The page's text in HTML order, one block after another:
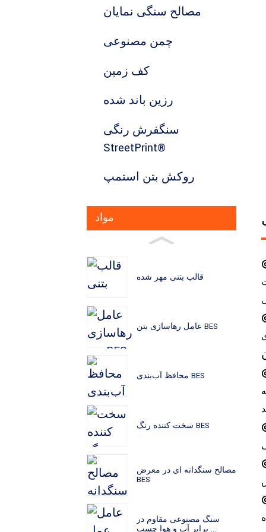
مصالح سنگی نمایان
چمن مصنوعی
کف زمین
رزین باند شده
سنگفرش رنگی
StreetPrint®
روکش بتن استمپ
مواد
قالب بتنی مهر شده
عامل رهاسازی بتن BES
محافظ آب‌بندی BES
سخت کننده رنگ BES
مصالح سنگدانه ای در معرض
BES
سنگ مصنوعی مقاوم در
برابر آب و هوا چسب ...